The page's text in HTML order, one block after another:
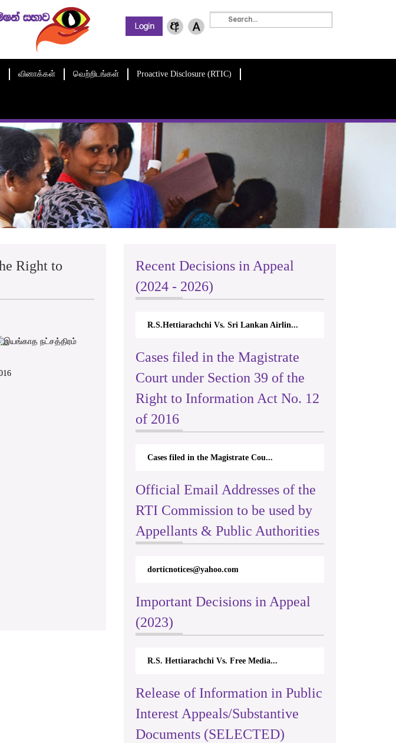
வினாக்கள் வெற்றிடங்கள் Proactive Disclosure (RTIC)
Right to
Recent Decisions in Appeal
(2024 - 2026)
R.S.Hettiarachchi Vs. Sri Lankan Airlin...
Cases filed in the Magistrate
Court under Section 39 of the
Right to Information Act No. 12
of 2016
Cases filed in the Magistrate Cou...
Official Email Addresses of the
RTI Commission to be used by
Appellants & Public Authorities
dorticnotices@yahoo.com
Important Decisions in Appeal
(2023)
R.S. Hettiarachchi Vs. Free Media...
Release of Information in Public
Interest Appeals/Substantive
Documents (SELECTED)